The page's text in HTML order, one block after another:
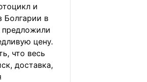
и
Болгарии в
цену.
что весь
доставка,